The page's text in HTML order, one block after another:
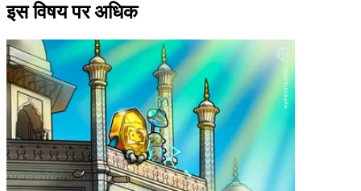
इस विषय पर अधिक